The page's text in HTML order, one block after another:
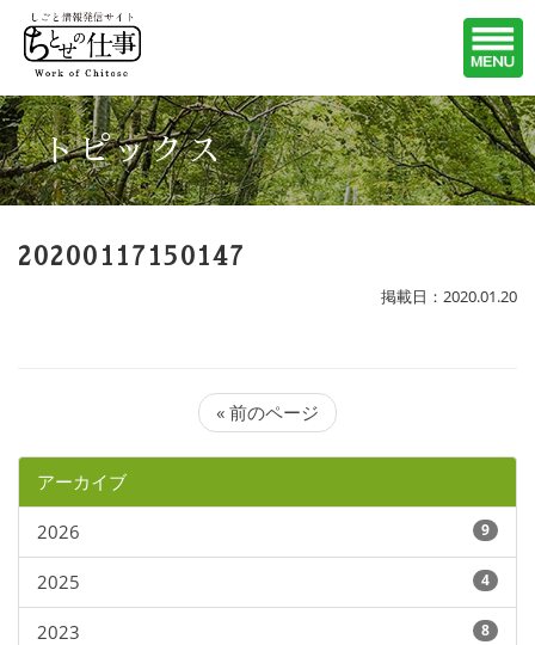
トピックス
20200117150147
掲載日：2020.01.20
« 前のページ
アーカイブ
2026 9
2025 4
2023 8